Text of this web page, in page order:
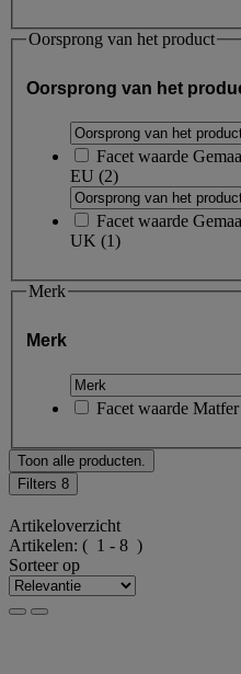
Oorsprong van het product
Oorsprong van het
Facet waarde
EU (2)
Facet waarde
UK (1)
Merk
Merk
Facet waarde Matfer
Toon alle producten.
Filters 8
Artikeloverzicht
Artikelen: ( 1 - 8 )
Sorteer op